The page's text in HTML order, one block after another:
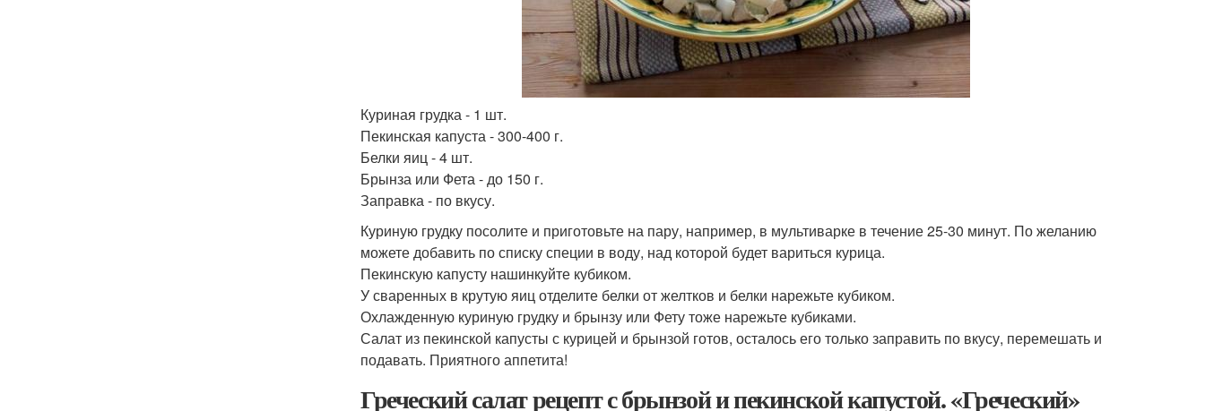
Куриная грудка - 1 шт.
Пекинская капуста - 300-400 г.
Белки яиц - 4 шт.
Брынза или Фета - до 150 г.
Заправка - по вкусу.
Куриную грудку посолите и приготовьте на пару, например, в мультиварке в течение 25-30 минут. По желанию
можете добавить по списку специи в воду, над которой будет вариться курица.
Пекинскую капусту нашинкуйте кубиком.
У сваренных в крутую яиц отделите белки от желтков и белки нарежьте кубиком.
Охлажденную куриную грудку и брынзу или Фету тоже нарежьте кубиками.
Салат из пекинской капусты с курицей и брынзой готов, осталось его только заправить по вкусу, перемешать и
подавать. Приятного аппетита!
Греческий салат рецепт с брынзой и пекинской капустой. «Греческий»